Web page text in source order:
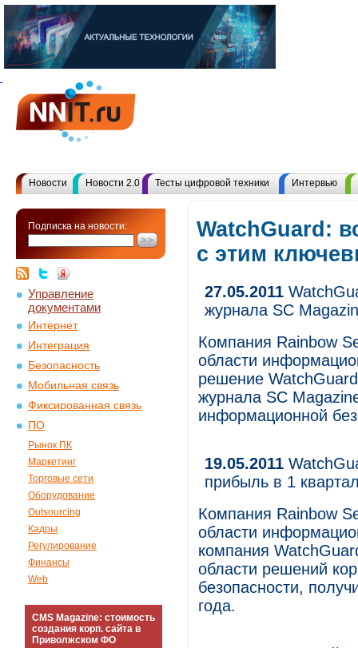
Новости Новости 2.0 Тесты цифровой техники Интервью
Подписка на новости:
Управление
документами
Интернет
Интеграция
Безопасность
Мобильная связь
Фиксированная связь
ПО
Рынок ПК
Маркетинг
Торговые сети
Оборудование
Outsourcing
Кадры
Регулирование
Финансы
Web
CMS Magazine: стоимость
создания корп. сайта в
Приволжском ФО
WatchGuard:
с этим
27.05.2011
журнала SC
Компания Rainbow
области
решение
журнала SC
информационной
19.05.2011
прибыль в 1
Компания Rainbow
области
компания
области решений
безопасности,
года.